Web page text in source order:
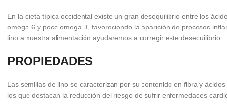
En la dieta típica occidental existe un gran desequilibrio entre los
omega-6 y poco omega-3, favoreciendo la aparición de procesos
lino a nuestra alimentación ayudaremos a corregir este desequilibrio.
PROPIEDADES
Las semillas de lino se caracterizan por su contenido en fibra y
los que destacan la reducción del riesgo de sufrir enfermedades